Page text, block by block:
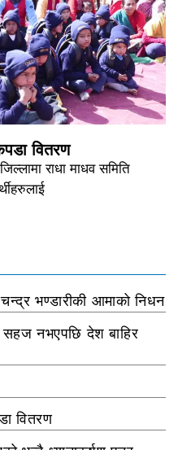
वितरण
राधा माधव समिति
भण्डारीकी आमाको निधन
सहज नभएपछि देश बाहिर
वितरण